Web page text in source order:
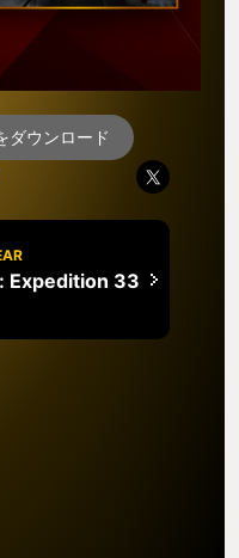
ダウンロード
Expedition 33